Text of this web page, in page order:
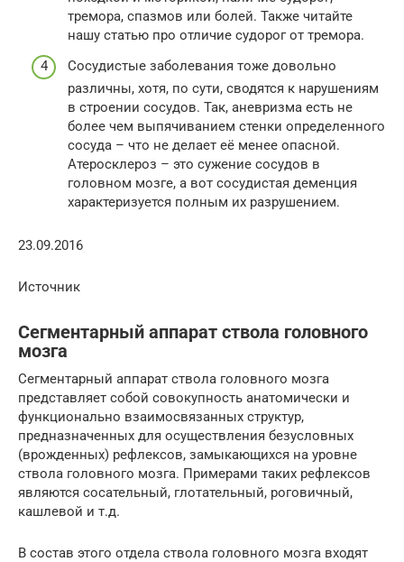
тремора, спазмов или болей. Также читайте
нашу статью про отличие судорог от тремора.
Сосудистые заболевания тоже довольно
различны, хотя, по сути, сводятся к нарушениям
в строении сосудов. Так, аневризма есть не
более чем выпячиванием стенки определенного
сосуда – что не делает её менее опасной.
Атеросклероз – это сужение сосудов в
головном мозге, а вот сосудистая деменция
характеризуется полным их разрушением.
23.09.2016
Источник
Сегментарный аппарат ствола головного
мозга
Сегментарный аппарат ствола головного мозга
представляет собой совокупность анатомически и
функционально взаимосвязанных структур,
предназначенных для осуществления безусловных
(врожденных) рефлексов, замыкающихся на уровне
ствола головного мозга. Примерами таких рефлексов
являются сосательный, глотательный, роговичный,
кашлевой и т.д.
В состав этого отдела ствола головного мозга входят